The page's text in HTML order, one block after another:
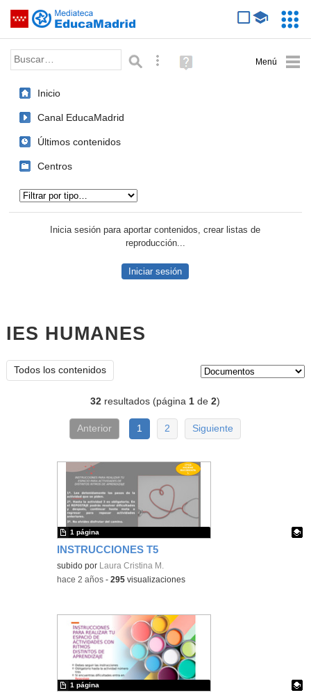
Saltar navegación
Palabra o frase: Búsqueda avanzada
Ayuda
(en
Inicio
Canal EducaMadrid
Últimos contenidos
Centros
Inicia sesión para aportar contenidos, crear listas de
reproducción...
Iniciar sesión
IES HUMANES
Todos los contenidos
32 resultados (página1 de2)
Anterior 1 2 Siguiente
INSTRUCCIONES T5
Contenido educativo.
subido por Laura Cristina M.
1 página
-hace 2 años -295 visualizaciones
1 página